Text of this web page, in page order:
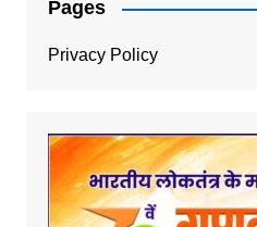
Pages
Privacy Policy